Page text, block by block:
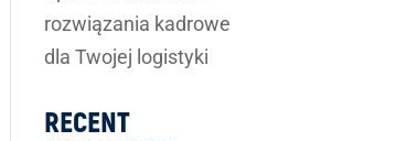
rozwiązania kadrowe
dla Twojej logistyki
RECENT